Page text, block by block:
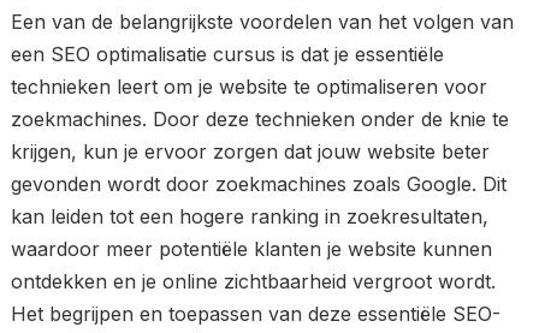
Een van de belangrijkste voordelen van het volgen van
een SEO optimalisatie cursus is dat je essentiële
technieken leert om je website te optimaliseren voor
zoekmachines. Door deze technieken onder de knie te
krijgen, kun je ervoor zorgen dat jouw website beter
gevonden wordt door zoekmachines zoals Google. Dit
kan leiden tot een hogere ranking in zoekresultaten,
waardoor meer potentiële klanten je website kunnen
ontdekken en je online zichtbaarheid vergroot wordt.
Het begrijpen en toepassen van deze essentiële SEO-